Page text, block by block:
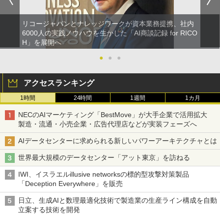
リコージャパンとナレッジワークが資本業務提携、社内
6000人の実践ノウハウを生かした「AI商談記録 for RICO
H」を展開へ
●
● ●
アクセスランキング
1時間 24時間 1週間 1カ月
NECのAIマーケティング「BestMove」が大手企業で活用拡大
製造・流通・小売企業・広告代理店などが実装フェーズへ
AIデータセンターに求められる新しいパワーアーキテクチャとは
世界最大規模のデータセンター「アット東京」を訪ねる
IWI、イスラエルillusive networksの標的型攻撃対策製品
「Deception Everywhere」を販売
日立、生成AIと数理最適化技術で製造業の生産ライン構成を自動
立案する技術を開発